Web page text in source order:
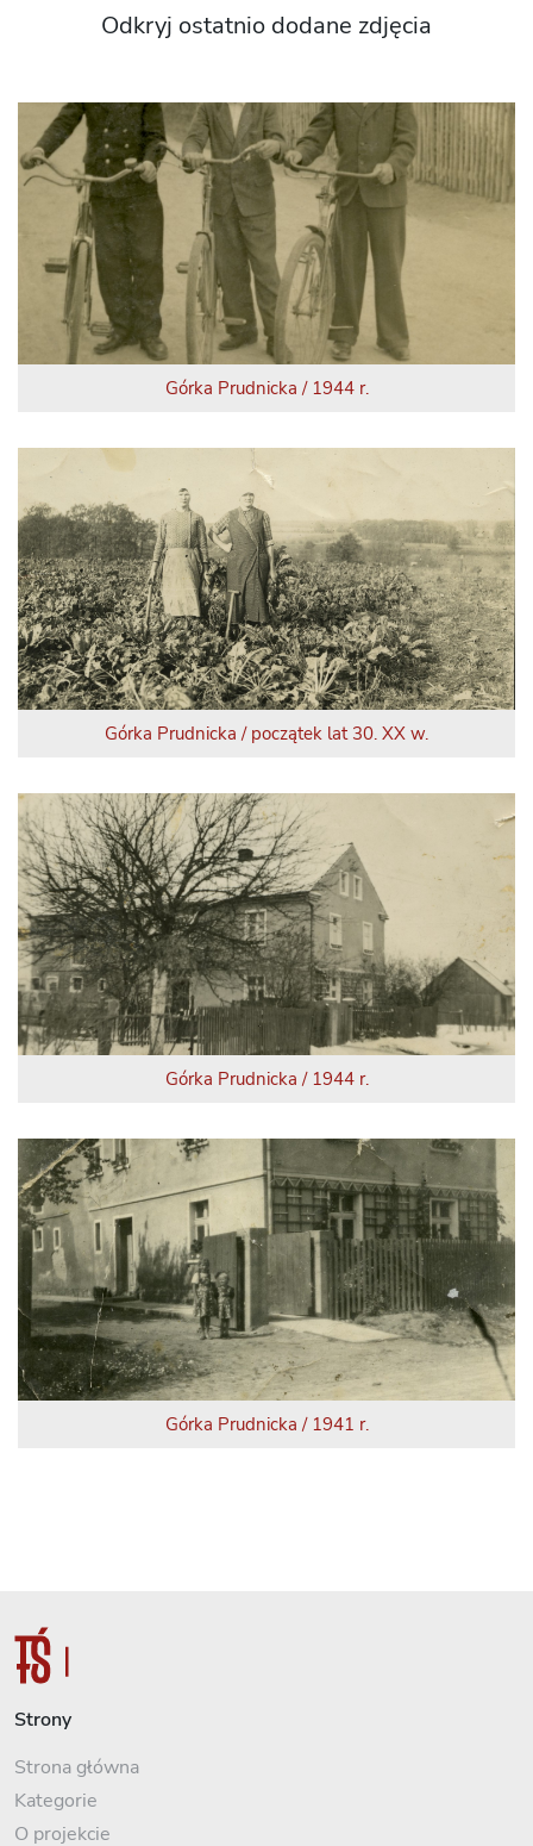
Odkryj ostatnio dodane zdjęcia
Górka Prudnicka / 1944 r.
Górka Prudnicka / początek lat 30. XX w.
Górka Prudnicka / 1944 r.
Górka Prudnicka / 1941 r.
Strony
Strona główna
Kategorie
O projekcie